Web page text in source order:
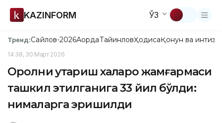
KAZINFORM ЎЗ
Тренд:Сайлов-2026АқордаТайинловҲодисаҚонун ва
14:38, 30 Март 2026
Оролни қутқариш халқаро жамғармаси
ташкил этилганига 33 йил бўлди:
нималарга эришилди